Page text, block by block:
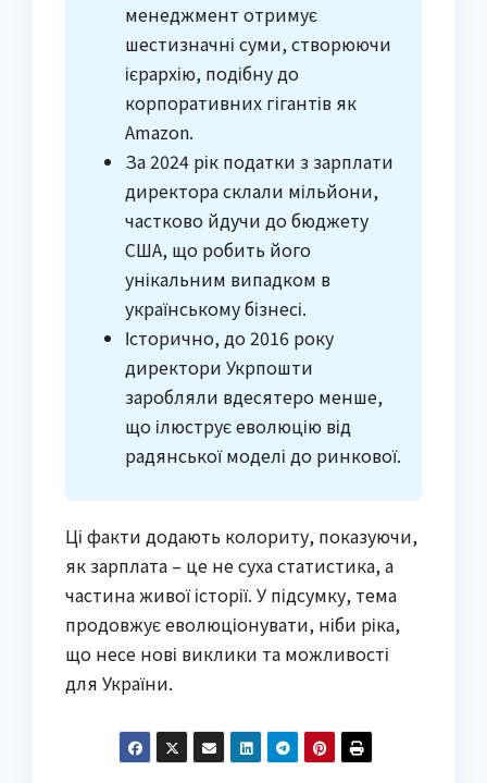
менеджмент отримує
шестизначні суми, створюючи
ієрархію, подібну до
корпоративних гігантів як
Amazon.
За 2024 рік податки з зарплати
директора склали мільйони,
частково йдучи до бюджету
США, що робить його
унікальним випадком в
українському бізнесі.
Історично, до 2016 року
директори Укрпошти
заробляли вдесятеро менше,
що ілюструє еволюцію від
радянської моделі до ринкової.
Ці факти додають колориту, показуючи,
як зарплата – це не суха статистика, а
частина живої історії. У підсумку, тема
продовжує еволюціонувати, ніби ріка,
що несе нові виклики та можливості
для України.